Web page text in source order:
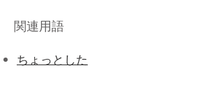
関連用語
​ちょっとした